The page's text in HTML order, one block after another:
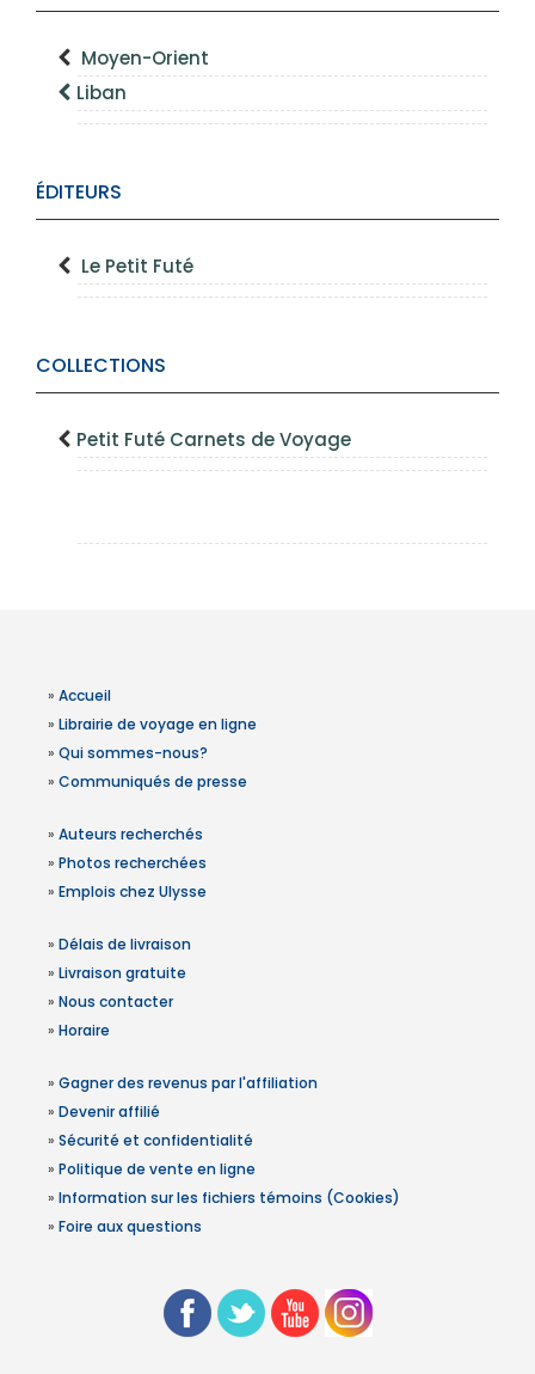
Moyen-Orient
Liban
ÉDITEURS
Le Petit Futé
COLLECTIONS
Petit Futé Carnets de Voyage
» Accueil
» Librairie de voyage en ligne
» Qui sommes-nous?
» Communiqués de presse
» Auteurs recherchés
» Photos recherchées
» Emplois chez Ulysse
» Délais de livraison
» Livraison gratuite
» Nous contacter
» Horaire
» Gagner des revenus par l'affiliation
» Devenir affilié
» Sécurité et confidentialité
» Politique de vente en ligne
» Information sur les fichiers témoins (Cookies)
» Foire aux questions